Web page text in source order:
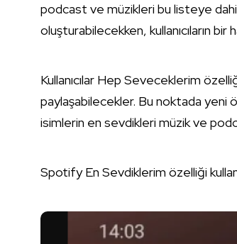
podcast ve müzikleri bu listeye
oluşturabilecekken, kullanıcıların
Kullanıcılar Hep Seveceklerim
paylaşabilecekler. Bu noktada yeni
isimlerin en sevdikleri müzik ve
Spotify En Sevdiklerim özelliği